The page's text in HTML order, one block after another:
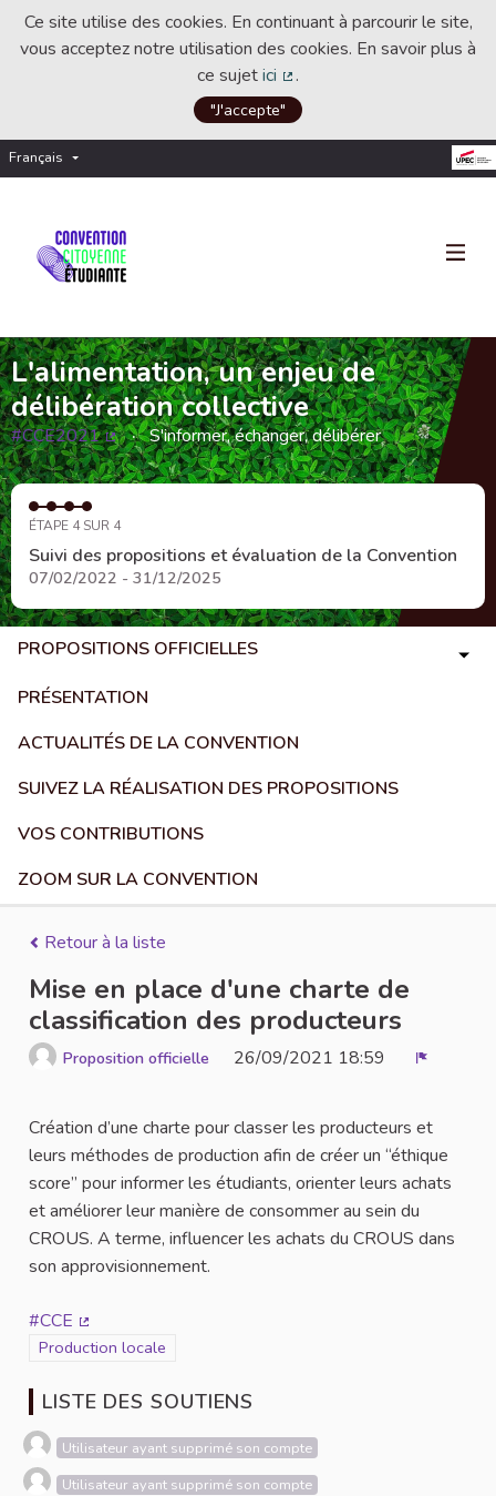
Ce site utilise des cookies. En continuant à parcourir le site,
vous acceptez notre utilisation des cookies. En savoir plus à
ce sujetici
(Lien externe)
.
"J'accepte"
Français Choisir la langue
L'alimentation, un enjeu de
délibération collective
#CCE2021
(Lien externe)
S'informer, échanger, délibérer
ÉTAPE 4 SUR 4
Suivi des propositions et évaluation de la Convention
07/02/2022 - 31/12/2025
PROPOSITIONS OFFICIELLES
PRÉSENTATION
ACTUALITÉS DE LA CONVENTION
SUIVEZ LA RÉALISATION DES PROPOSITIONS
VOS CONTRIBUTIONS
ZOOM SUR LA CONVENTION
Retour à la liste
Mise en place d'une charte de
classification des producteurs
Proposition officielle 26/09/2021 18:59
Création d’une charte pour classer les producteurs et
leurs méthodes de production afin de créer un “éthique
score” pour informer les étudiants, orienter leurs achats
et améliorer leur manière de consommer au sein du
CROUS. A terme, influencer les achats du CROUS dans
son approvisionnement.
#CCE
(Lien externe)
Filtrer les résultats de la catégorie : Production locale
Production locale
LISTE DES SOUTIENS
Utilisateur ayant supprimé son compte
Utilisateur ayant supprimé son compte